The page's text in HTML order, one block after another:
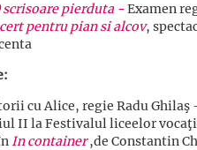
scrisoare pierduta -Examen
pentru pian si alcov,
cu Alice, regie Radu
II la Festivalul liceelor
In container,de Constantin